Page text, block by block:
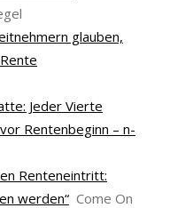
glauben,
Jeder Vierte
Rentenbeginn – n-
Renteneintritt:
werden“ Come On